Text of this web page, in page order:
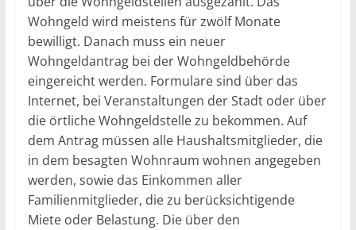
Wohngeld wird meistens für zwölf Monate
bewilligt. Danach muss ein neuer
Wohngeldantrag bei der Wohngeldbehörde
eingereicht werden. Formulare sind über das
Internet, bei Veranstaltungen der Stadt oder über
die örtliche Wohngeldstelle zu bekommen. Auf
dem Antrag müssen alle Haushaltsmitglieder, die
in dem besagten Wohnraum wohnen angegeben
werden, sowie das Einkommen aller
Familienmitglieder, die zu berücksichtigende
Miete oder Belastung. Die über den